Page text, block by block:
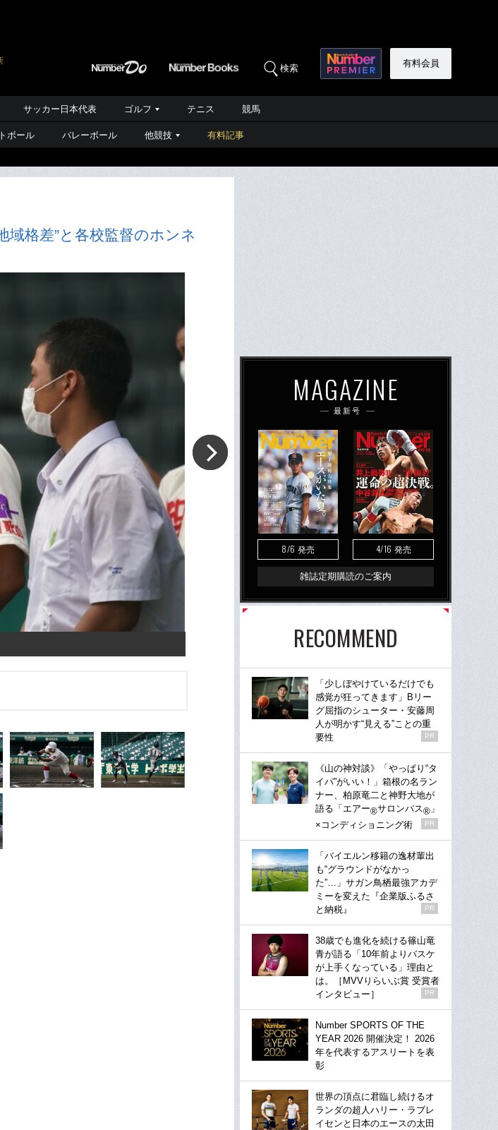
検索 有料会員
サッカー日本代表 ゴルフ テニス 競馬
ボール バレーボール 他競技 有料記事
域格差”と各校監督のホンネ
MAGAZINE
最新号
8/6 発売 4/16 発売
雑誌定期購読のご案内
RECOMMEND
「少しぼやけているだけでも
感覚が狂ってきます」Bリー
グ屈指のシューター・安藤周
人が明かす“見える”ことの重
要性
PR
《山の神対談》「やっぱり“タ
イパ”がいい！」箱根の名ラン
ナー、柏原竜二と神野大地が
語る「エアー®サロンパス® 」
×コンディショニング術
PR
「バイエルン移籍の逸材輩出
も“グラウンドがなかっ
た”…」サガン鳥栖最強アカデ
ミーを変えた『企業版ふるさ
と納税』
PR
38歳でも進化を続ける篠山竜
青が語る「10年前よりバスケ
が上手くなっている」理由と
は。［MVVりらいぶ賞 受賞者
インタビュー］
PR
Number SPORTS OF THE
YEAR 2026 開催決定！ 2026
年を代表するアスリートを表
彰
世界の頂点に君臨し続けるオ
ランダの超人ハリー・ラブレ
イセンと日本のエースの太田